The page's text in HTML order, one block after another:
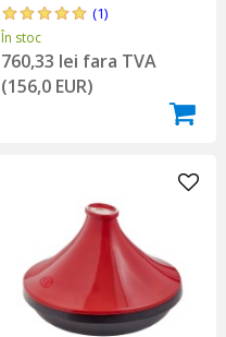
(1)
În stoc
760,33 lei fara TVA
(156,0 EUR)